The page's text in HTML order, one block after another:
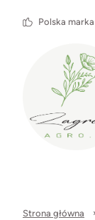
Polska marka
Strona główna